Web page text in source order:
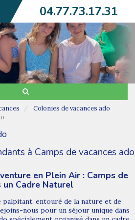
04.77.73.17.31
Colonies de vacances ado
à Camps de vacances ado
en Plein Air : Camps de
un Cadre Naturel
palpitant, entouré de la nature et de
nous pour un séjour unique dans